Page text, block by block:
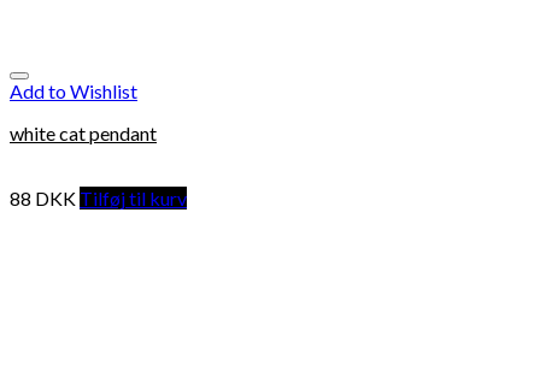
Add to Wishlist
white cat pendant
88 DKK Tilføj til kurv